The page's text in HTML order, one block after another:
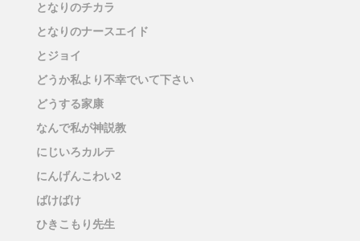
となりのチカラ
となりのナースエイド
とジョイ
どうか私より不幸でいて下さい
どうする家康
なんで私が神説教
にじいろカルテ
にんげんこわい2
ばけばけ
ひきこもり先生